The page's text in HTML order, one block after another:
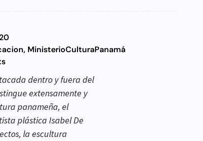
, MinisterioCulturaPanamá
dentro y fuera del
extensamente y
panameña, el
plástica Isabel De
la escultura